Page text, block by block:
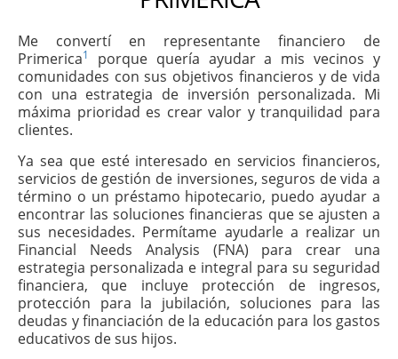
Me convertí en representante financiero de
Primerica1
porque quería ayudar a mis vecinos y
comunidades con sus objetivos financieros y de vida
con una estrategia de inversión personalizada. Mi
máxima prioridad es crear valor y tranquilidad para
clientes.
Ya sea que esté interesado en servicios financieros,
servicios de gestión de inversiones, seguros de vida a
término o un préstamo hipotecario, puedo ayudar a
encontrar las soluciones financieras que se ajusten a
sus necesidades. Permítame ayudarle a realizar un
Financial Needs Analysis (FNA) para crear una
estrategia personalizada e integral para su seguridad
financiera, que incluye protección de ingresos,
protección para la jubilación, soluciones para las
deudas y financiación de la educación para los gastos
educativos de sus hijos.